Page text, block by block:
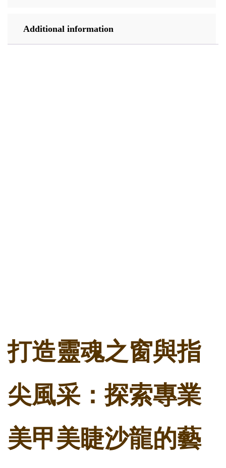
Additional information
打造靈魂之窗與指
尖風采：探索專業
美甲美睫沙龍的藝